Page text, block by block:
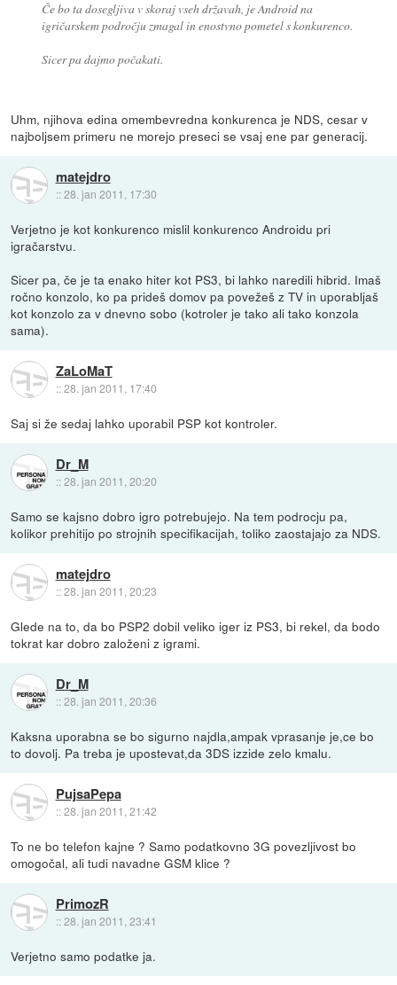
Če bo ta dosegljiva v skoraj vseh državah, je Android na
igričarskem področju zmagal in enostvno pometel s konkurenco.
Sicer pa dajmo počakati.
Uhm, njihova edina omembevredna konkurenca je NDS, cesar v
najboljsem primeru ne morejo preseci se vsaj ene par generacij.
matejdro
::28. jan 2011, 17:30
Verjetno je kot konkurenco mislil konkurenco Androidu pri
igračarstvu.
Sicer pa, če je ta enako hiter kot PS3, bi lahko naredili hibrid. Imaš
ročno konzolo, ko pa prideš domov pa povežeš z TV in uporabljaš
kot konzolo za v dnevno sobo (kotroler je tako ali tako konzola
sama).
ZaLoMaT
::28. jan 2011, 17:40
Saj si že sedaj lahko uporabil PSP kot kontroler.
Dr_M
::28. jan 2011, 20:20
Samo se kajsno dobro igro potrebujejo. Na tem podrocju pa,
kolikor prehitijo po strojnih specifikacijah, toliko zaostajajo za NDS.
matejdro
::28. jan 2011, 20:23
Glede na to, da bo PSP2 dobil veliko iger iz PS3, bi rekel, da bodo
tokrat kar dobro založeni z igrami.
Dr_M
::28. jan 2011, 20:36
Kaksna uporabna se bo sigurno najdla,ampak vprasanje je,ce bo
to dovolj. Pa treba je upostevat,da 3DS izzide zelo kmalu.
PujsaPepa
::28. jan 2011, 21:42
To ne bo telefon kajne ? Samo podatkovno 3G povezljivost bo
omogočal, ali tudi navadne GSM klice ?
PrimozR
::28. jan 2011, 23:41
Verjetno samo podatke ja.